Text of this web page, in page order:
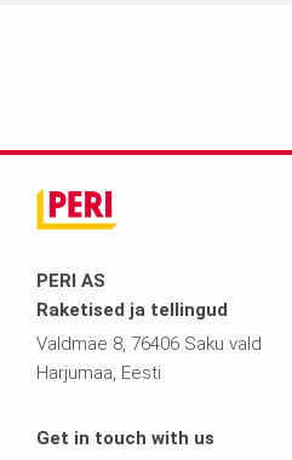
kasutamise tõttu. Uus
õppimisruume, vaid ka uusi
PERI AS
Raketised ja tellingud
Valdmäe 8, 76406 Saku vald
Harjumaa, Eesti
Get in touch with us